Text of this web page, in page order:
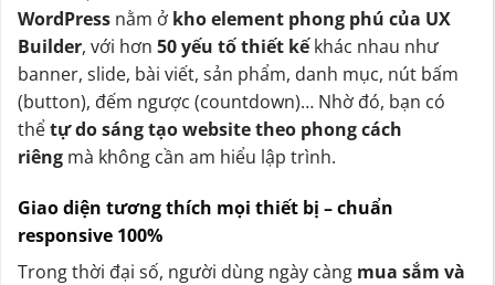
WordPress nằm ở kho element phong phú của UX
Builder, với hơn 50 yếu tố thiết kếkhác nhau như
banner, slide, bài viết, sản phẩm, danh mục, nút bấm
(button), đếm ngược (countdown)… Nhờ đó, bạn có
thểtự do sáng tạo website theo phong cách
riêng mà không cần am hiểu lập trình.
Giao diện tương thích mọi thiết bị – chuẩn
responsive 100%
Trong thời đại số, người dùng ngày càng mua sắm và